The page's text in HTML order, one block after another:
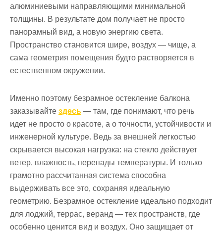
алюминиевыми направляющими минимальной
толщины. В результате дом получает не просто
панорамный вид, а новую энергию света.
Пространство становится шире, воздух — чище, а
сама геометрия помещения будто растворяется в
естественном окружении.
Именно поэтому безрамное остекление балкона
заказывайте здесь — там, где понимают, что речь
идет не просто о красоте, а о точности, устойчивости и
инженерной культуре. Ведь за внешней легкостью
скрывается высокая нагрузка: на стекло действует
ветер, влажность, перепады температуры. И только
грамотно рассчитанная система способна
выдерживать все это, сохраняя идеальную
геометрию. Безрамное остекление идеально подходит
для лоджий, террас, веранд — тех пространств, где
особенно ценится вид и воздух. Оно защищает от